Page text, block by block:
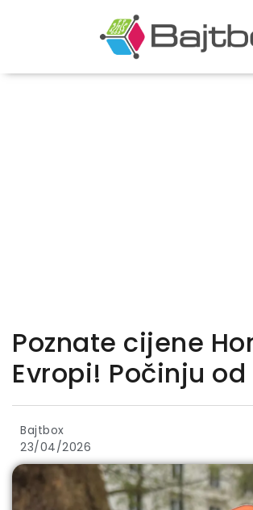
Poznate cijene
Evropi! Počinju
Bajtbox
23/04/2026